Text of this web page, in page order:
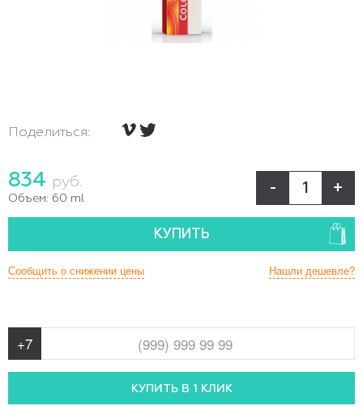
Поделиться:
834 руб.
Объем: 60 ml
- +
КУПИТЬ
Нашли дешевле?
Сообщить о снижении цены